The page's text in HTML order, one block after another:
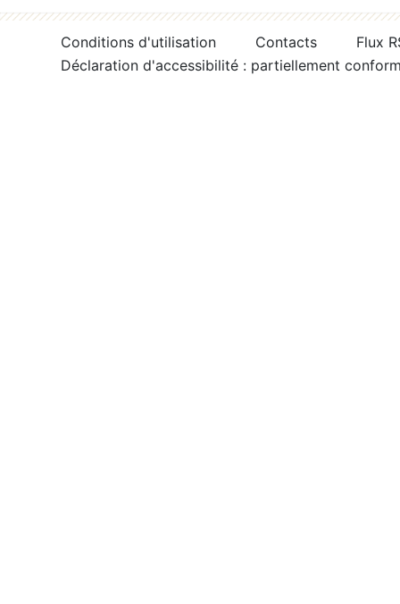
Conditions d'utilisation Contacts
Flux
Déclaration d'accessibilité : partiellement